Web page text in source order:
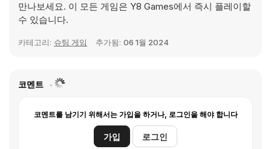
만나보세요. 이 모든 게임은 Y8 Games에서 즉시 플레이할
수 있습니다.
카테고리: 슈팅 게임 추가됨: 06 1월 2024
코멘트
코멘트를 남기기 위해서는 가입을 하거나, 로그인을 해야 합니다
가입 로그인